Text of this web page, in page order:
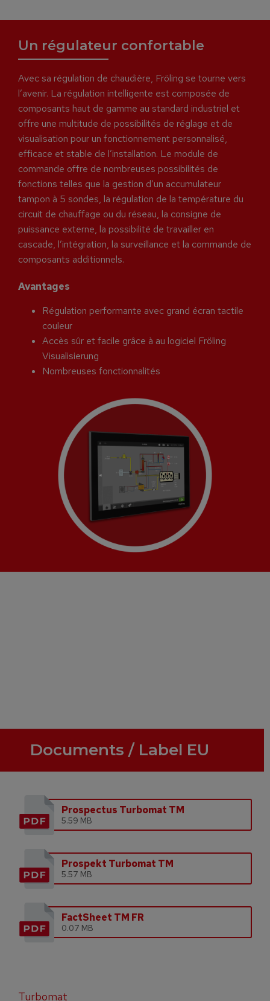
Un régulateur confortable
Avec sa régulation de chaudière, Fröling se tourne vers
l’avenir. La régulation intelligente est composée de
composants haut de gamme au standard industriel et
offre une multitude de possibilités de réglage et de
visualisation pour un fonctionnement personnalisé,
efficace et stable de l’installation. Le module de
commande offre de nombreuses possibilités de
fonctions telles que la gestion d’un accumulateur
tampon à 5 sondes, la régulation de la température du
circuit de chauffage ou du réseau, la consigne de
puissance externe, la possibilité de travailler en
cascade, l’intégration, la surveillance et la commande de
composants additionnels.
Avantages
Régulation performante avec grand écran tactile
couleur
Accès sûr et facile grâce à au logiciel Fröling
Visualisierung
Nombreuses fonctionnalités
Documents / Label EU
Prospectus Turbomat TM
5.59 MB
Prospekt Turbomat TM
5.57 MB
FactSheet TM FR
0.07 MB
Turbomat